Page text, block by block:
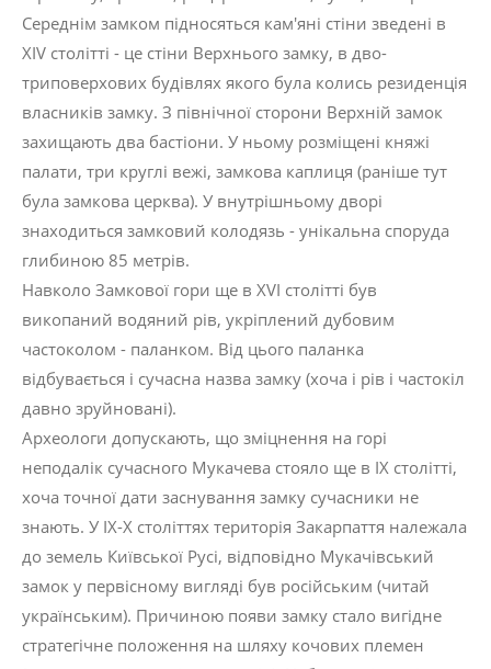
Середнім замком підносяться кам'яні стіни зведені в
ХІV столітті - це стіни Верхнього замку, в дво-
триповерхових будівлях якого була колись резиденція
власників замку. З північної сторони Верхній замок
захищають два бастіони. У ньому розміщені княжі
палати, три круглі вежі, замкова каплиця (раніше тут
була замкова церква). У внутрішньому дворі
знаходиться замковий колодязь - унікальна споруда
глибиною 85 метрів.
Навколо Замкової гори ще в XVI столітті був
викопаний водяний рів, укріплений дубовим
частоколом - паланком. Від цього паланка
відбувається і сучасна назва замку (хоча і рів і частокіл
давно зруйновані).
Археологи допускають, що зміцнення на горі
неподалік сучасного Мукачева стояло ще в ІХ столітті,
хоча точної дати заснування замку сучасники не
знають. У ІХ-Х століттях територія Закарпаття належала
до земель Київської Русі, відповідно Мукачівський
замок у первісному вигляді був російським (читай
українським). Причиною появи замку стало вигідне
стратегічне положення на шляху кочових племен